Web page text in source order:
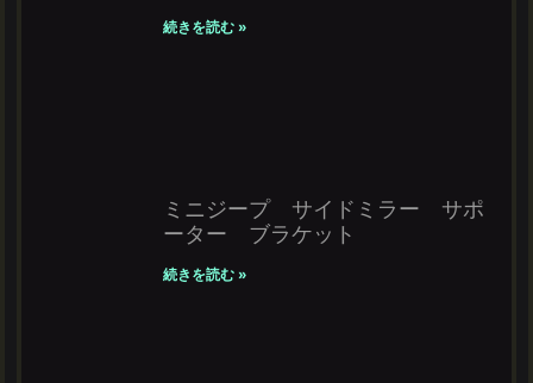
続きを読む »
ミニジープ サイドミラー サポ
ーター ブラケット
続きを読む »